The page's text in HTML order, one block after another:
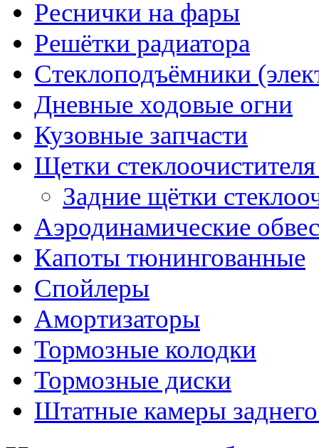
Реснички на фары
Решётки радиатора
Стеклоподъёмники
Дневные ходовые огни
Кузовные запчасти
Щетки
Задние щётки
Аэродинамические
Капоты тюнингованные
Спойлеры
Амортизаторы
Тормозные колодки
Тормозные диски
Штатные камеры